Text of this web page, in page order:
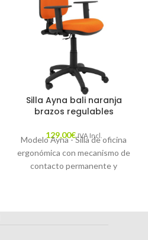
Silla Ayna bali naranja
brazos regulables
129,00€ IVA Incl.
Modelo Ayna - Silla de oficina
ergonómica con mecanismo de
contacto permanente y